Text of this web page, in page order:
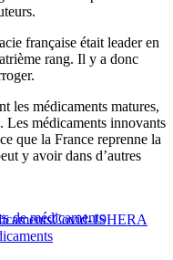
française était leader en
rang. Il y a donc
les médicaments matures,
Les médicaments innovants
que la France reprenne la
y avoir dans d’autres
de médicaments
Covid-19HERA